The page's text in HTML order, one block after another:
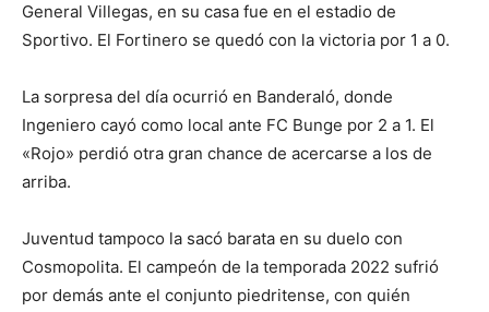
General Villegas, en su casa fue en el estadio de
Sportivo. El Fortinero se quedó con la victoria por 1 a 0.
La sorpresa del día ocurrió en Banderaló, donde
Ingeniero cayó como local ante FC Bunge por 2 a 1. El
«Rojo» perdió otra gran chance de acercarse a los de
arriba.
Juventud tampoco la sacó barata en su duelo con
Cosmopolita. El campeón de la temporada 2022 sufrió
por demás ante el conjunto piedritense, con quién